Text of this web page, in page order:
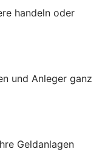
handeln oder
und Anleger ganz
Geldanlagen